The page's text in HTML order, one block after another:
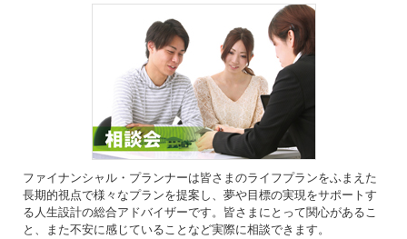
ファイナンシャル・プランナーは皆さまのライフプランをふまえた
長期的視点で様々なプランを提案し、夢や目標の実現をサポートす
る人生設計の総合アドバイザーです。皆さまにとって関心があるこ
と、また不安に感じていることなど実際に相談できます。